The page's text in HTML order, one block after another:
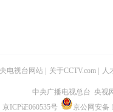
电视台网站 关于CCTV.com 人
中央广播电视总台 央视
京ICP证060535号 京公网安备